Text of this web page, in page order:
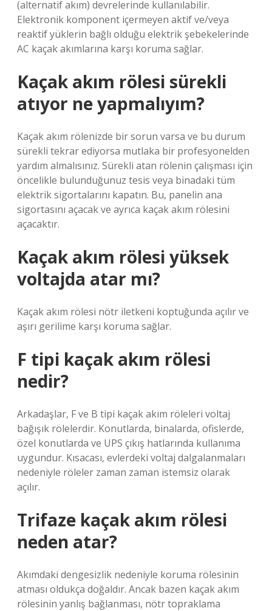
(alternatif akım) devrelerinde kullanılabilir.
Elektronik komponent içermeyen aktif ve/veya
reaktif yüklerin bağlı olduğu elektrik şebekelerinde
AC kaçak akımlarına karşı koruma sağlar.
Kaçak akım rölesi sürekli
atıyor ne yapmalıyım?
Kaçak akım rölenizde bir sorun varsa ve bu durum
sürekli tekrar ediyorsa mutlaka bir profesyonelden
yardım almalısınız. Sürekli atan rölenin çalışması için
öncelikle bulunduğunuz tesis veya binadaki tüm
elektrik sigortalarını kapatın. Bu, panelin ana
sigortasını açacak ve ayrıca kaçak akım rölesini
açacaktır.
Kaçak akım rölesi yüksek
voltajda atar mı?
Kaçak akım rölesi nötr iletkeni koptuğunda açılır ve
aşırı gerilime karşı koruma sağlar.
F tipi kaçak akım rölesi
nedir?
Arkadaşlar, F ve B tipi kaçak akım röleleri voltaj
bağışık rölelerdir. Konutlarda, binalarda, ofislerde,
özel konutlarda ve UPS çıkış hatlarında kullanıma
uygundur. Kısacası, evlerdeki voltaj dalgalanmaları
nedeniyle röleler zaman zaman istemsiz olarak
açılır.
Trifaze kaçak akım rölesi
neden atar?
Akımdaki dengesizlik nedeniyle koruma rölesinin
atması oldukça doğaldır. Ancak bazen kaçak akım
rölesinin yanlış bağlanması, nötr topraklama